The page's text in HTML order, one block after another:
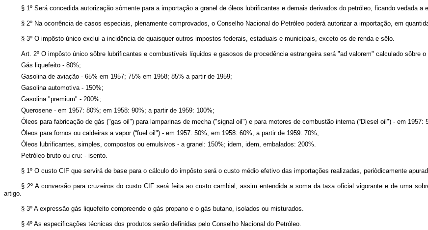
§ 1º Será concedida autorização sòmente para a importação a granel de óleos lubrificantes e demais derivados do petróleo, ficando vedada
§ 2º Na ocorrência de casos especiais, plenamente comprovados, o Conselho Nacional do Petróleo poderá autorizar a importação, em
§ 3º O impôsto único exclui a incidência de quaisquer outros impostos federais, estaduais e municipais, exceto os de renda e sêlo.
Art. 2º O impôsto único sôbre lubrificantes e combustíveis líquidos e gasosos de procedência estrangeira será "ad valorem" calculado sôbre
Gás liquefeito - 80%;
Gasolina de aviação - 65% em 1957; 75% em 1958; 85% a partir de 1959;
Gasolina automotiva - 150%;
Gasolina "premium" - 200%;
Querosene - em 1957: 80%; em 1958: 90%; a partir de 1959: 100%;
Óleos para fabricação de gás ("gas oil") para lamparinas de mecha ("signal oil") e para motores de combustão interna (“Diesel oil") - em
Óleos para fornos ou caldeiras a vapor (“fuel oil") - em 1957: 50%; em 1958: 60%; a partir de 1959: 70%;
Óleos lubrificantes, simples, compostos ou emulsivos - a granel: 150%; idem, idem, embalados: 200%.
Petróleo bruto ou cru: - isento.
§ 1º O custo CIF que servirá de base para o cálculo do impôsto será o custo médio efetivo das importações realizadas, periòdicamente
§ 2º A conversão para cruzeiros do custo CIF será feita ao custo cambial, assim entendida a soma da taxa oficial vigorante e de uma
artigo.
§ 3º A expressão gás liquefeito compreende o gás propano e o gás butano, isolados ou misturados.
§ 4º As especificações técnicas dos produtos serão definidas pelo Conselho Nacional do Petróleo.